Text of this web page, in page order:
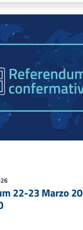
22-23 Marzo